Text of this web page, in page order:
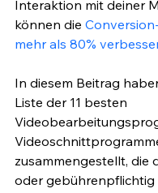
Interaktion mit deiner
können die
mehr als 80%
In diesem Beitrag
Liste der 11 besten
zusammengestellt, die
oder gebührenpflichtig